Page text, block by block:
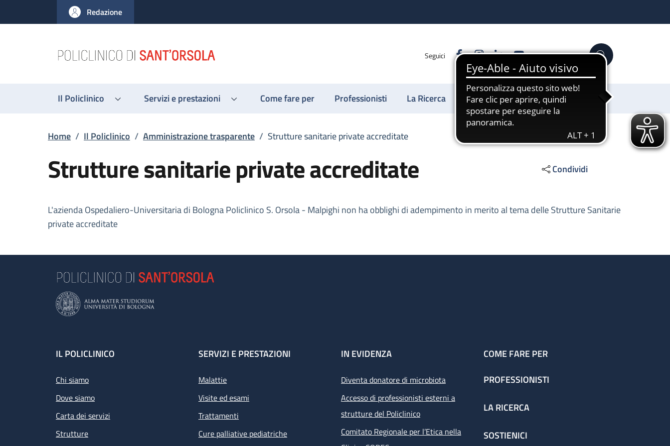
al contenuto principale
to footer content
Redazione
Seguici FacebookInstagram
LinkedinYouTube Cerca
Il Policlinico Servizi e prestazioni Come fare per Professionisti La Ricerca Sostienici
Briciole di pane
Home / Il Policlinico / Amministrazione trasparente / Strutture sanitarie private accreditate
Strutture sanitarie private accreditate Condividi
Descrizione
L'azienda Ospedaliero-Universitaria di Bologna Policlinico S. Orsola - Malpighi non ha obblighi di adempimento in merito al tema delle Strutture Sanitarie
private accreditate
Footer
IL POLICLINICO
Chi siamo
Dove siamo
Carta dei servizi
Strutture
SERVIZI E PRESTAZIONI
Malattie
Visite ed esami
Trattamenti
Cure palliative pediatriche
IN EVIDENZA
Diventa donatore di microbiota
Accesso di professionisti esterni a
strutture del Policlinico
Comitato Regionale per l’Etica nella
COME FARE PER
PROFESSIONISTI
LA RICERCA
SOSTIENICI